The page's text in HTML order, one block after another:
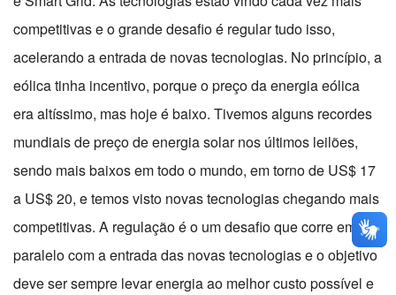
competitivas e o grande desafio é regular tudo isso,
acelerando a entrada de novas tecnologias. No princípio, a
eólica tinha incentivo, porque o preço da energia eólica
era altíssimo, mas hoje é baixo. Tivemos alguns recordes
mundiais de preço de energia solar nos últimos leilões,
sendo mais baixos em todo o mundo, em torno de US$ 17
a US$ 20, e temos visto novas tecnologias chegando mais
competitivas. A regulação é o um desafio que corre em
paralelo com a entrada das novas tecnologias e o objetivo
deve ser sempre levar energia ao melhor custo possível e